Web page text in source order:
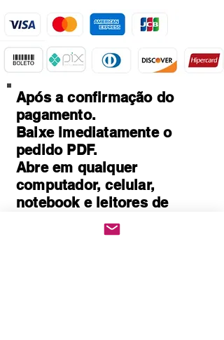
Após a confirmação do
pagamento.
Baixe imediatamente o
pedido PDF.
Abre em qualquer
computador, celular,
notebook e leitores de
Prático e rápido, pode ser